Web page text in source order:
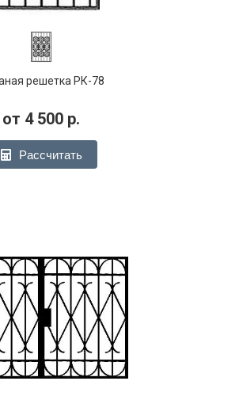
решетка РК-78
от 4 500 р.
Рассчитать